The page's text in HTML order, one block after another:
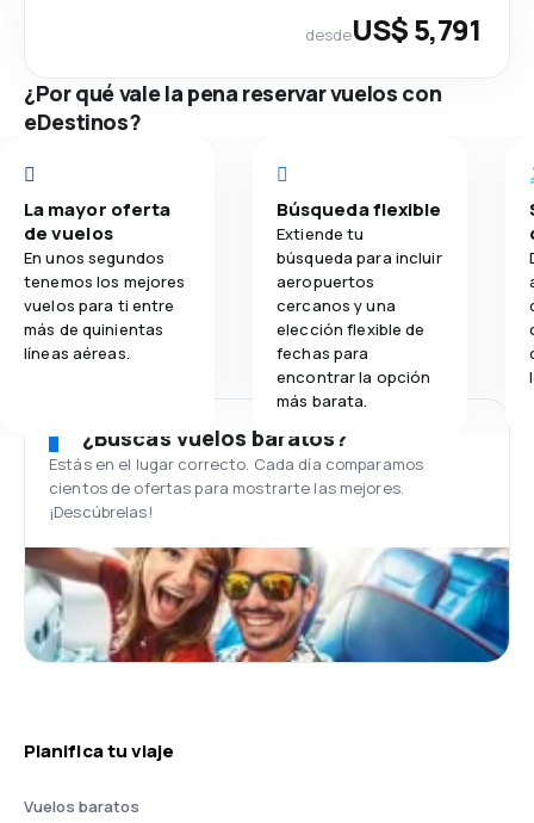
desdeUS$ 5,791
¿Por qué vale la pena reservar vuelos con
eDestinos?
La mayor oferta
de vuelos
En unos segundos
tenemos los mejores
vuelos para ti entre
más de quinientas
líneas aéreas.
Búsqueda flexible
Extiende tu
búsqueda para incluir
aeropuertos
cercanos y una
elección flexible de
fechas para
encontrar la opción
más barata.
¿Buscas vuelos baratos?
Estás en el lugar correcto. Cada día comparamos
cientos de ofertas para mostrarte las mejores.
¡Descúbrelas!
Planifica tu viaje
Vuelos baratos